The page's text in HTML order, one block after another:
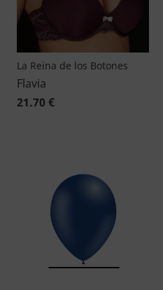
La Reina de los Botones
Flavia
21.70 €